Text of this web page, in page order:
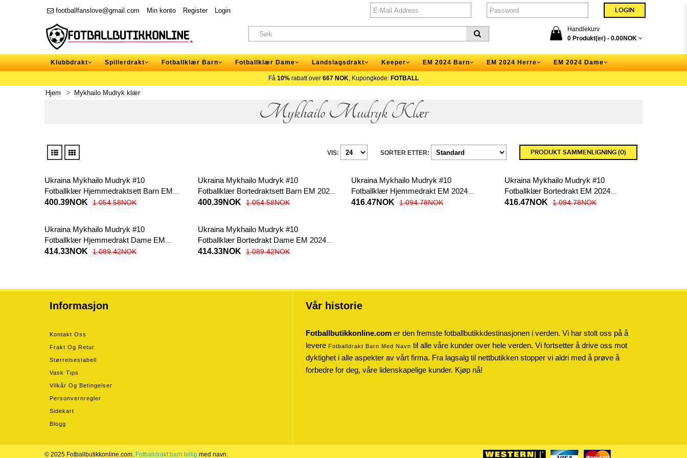
footballfanslove@gmail.com Min konto Register Login
Handlekurv
0 Produkt(er) - 0.00NOK
Klubbdrakt Spillerdrakt Fotballklær Barn Fotballklær Dame Landslagsdrakt Keeper EM 2024 Barn EM 2024 Herre EM 2024 Dame
Få 10% rabatt over 667 NOK, Kupongkode: FOTBALL
Hjem Mykhailo Mudryk klær
Mykhailo Mudryk Klær
PRODUKT SAMMENLIGNING (0)
SORTER ETTER:
VIS:
Ukraina Mykhailo Mudryk #10
Fotballklær Hjemmedraktsett Barn EM
2024 Kortermet (+ korte bukser)
400.39NOK 1.054.58NOK
Ukraina Mykhailo Mudryk #10
Fotballklær Bortedraktsett Barn EM 2024
Kortermet (+ korte bukser)
400.39NOK 1.054.58NOK
Ukraina Mykhailo Mudryk #10
Fotballklær Hjemmedrakt EM 2024
Kortermet
416.47NOK 1.094.78NOK
Ukraina Mykhailo Mudryk #10
Fotballklær Bortedrakt EM 2024
Kortermet
416.47NOK 1.094.78NOK
Ukraina Mykhailo Mudryk #10
Fotballklær Hjemmedrakt Dame EM
2024 Kortermet
414.33NOK 1.089.42NOK
Ukraina Mykhailo Mudryk #10
Fotballklær Bortedrakt Dame EM 2024
Kortermet
414.33NOK 1.089.42NOK
Informasjon
Kontakt Oss
Frakt Og Retur
Størrelsestabell
Vask Tips
Vilkår Og Betingelser
Personvernregler
Sidekart
Blogg
Vår historie
Fotballbutikkonline.com er den fremste fotballbutikkdestinasjonen i verden. Vi har stolt oss på å
levere Fotballdrakt Barn Med Navn til alle våre kunder over hele verden. Vi fortsetter å drive oss mot
dyktighet i alle aspekter av vårt firma. Fra lagsalg til nettbutikken stopper vi aldri med å prøve å
forbedre for deg, våre lidenskapelige kunder. Kjøp nå!
© 2025 Fotballbutikkonline.com. Fotballdrakt barn billig med navn.